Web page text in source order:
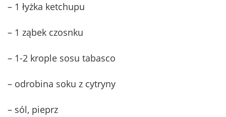
– 1 łyżka ketchupu
– 1 ząbek czosnku
– 1-2 krople sosu tabasco
– odrobina soku z cytryny
– sól, pieprz